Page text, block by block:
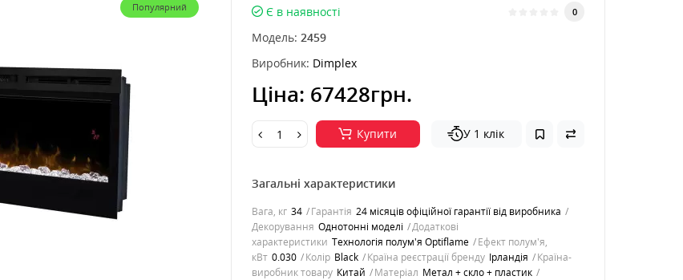
Популярний Є в наявності 0
Модель: 2459
Виробник: Dimplex
Ціна: 67428грн.
Купити У 1 клік
Загальні характеристики
Вага, кг 34 Гарантія 24 місяців офіційної гарантії від виробника
Декорування Однотонні моделі
Додаткові
характеристики Технологія полум'я Optiflame
Ефект полум'я,
кВт 0.030 Колір Black Країна реєстрації бренду Ірландія
Країна-
виробник товару Китай Матеріал Метал + скло + пластик